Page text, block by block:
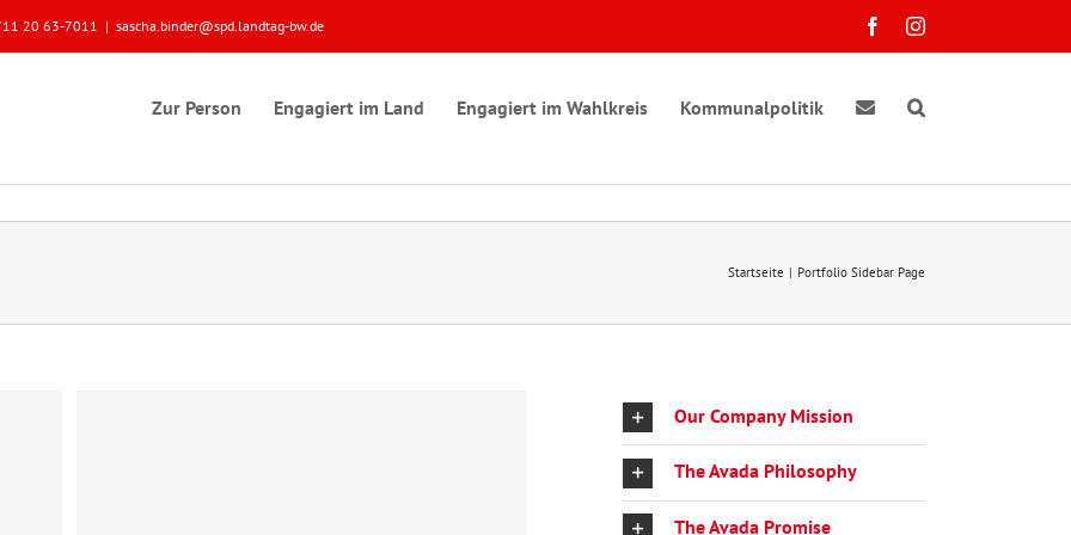
20 63-7011 | sascha.binder@spd.landtag-bw.de FacebookInstagram
Zur Person Engagiert im Land Engagiert im Wahlkreis Kommunalpolitik
Startseite Portfolio Sidebar Page
Our Company Mission
The Avada Philosophy
The Avada Promise